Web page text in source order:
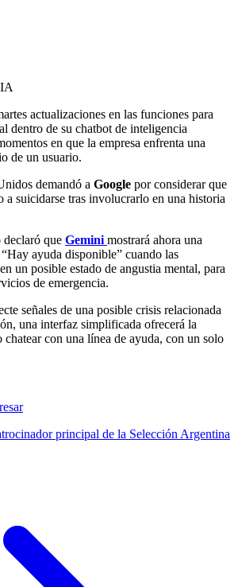
actualizaciones en las funciones para
dentro de su chatbot de inteligencia
en que la empresa enfrenta una
de un usuario.
demandó a Google por considerar que
a suicidarse tras involucrarlo en una historia
que Gemini mostrará ahora una
ayuda disponible” cuando las
un posible estado de angustia mental, para
de emergencia.
señales de una posible crisis relacionada
una interfaz simplificada ofrecerá la
con una línea de ayuda, con un solo
principal de la Selección Argentina